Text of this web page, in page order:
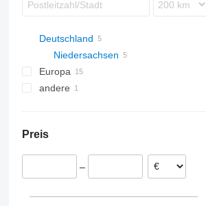
Deutschland
Niedersachsen
Ostercappeln
Europa
Belgien
Luxemburg
Ungarn
andere
Preis
–